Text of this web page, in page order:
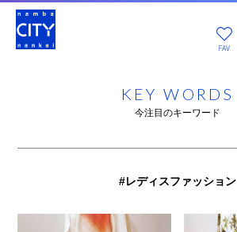
KEY WORDS
今注目のキーワード
#レディスファッション